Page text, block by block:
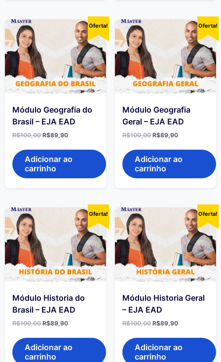
Oferta!
Módulo Geografia do
Brasil – EJA EAD
R$100,00 R$89,90
Adicionar ao
carrinho
Oferta!
Módulo Geografia
Geral – EJA EAD
R$100,00 R$89,90
Adicionar ao
carrinho
Oferta!
Módulo Historia do
Brasil – EJA EAD
R$100,00 R$89,90
Adicionar ao
carrinho
Oferta!
Módulo Historia Geral
– EJA EAD
R$100,00 R$89,90
Adicionar ao
carrinho